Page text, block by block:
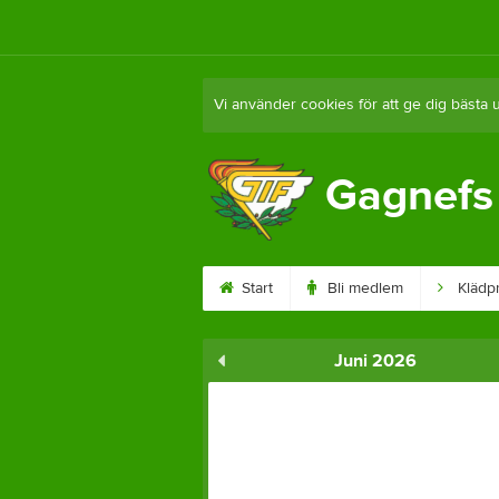
Vi använder cookies för att ge dig bästa
Start Bli medlem
Juni 2026